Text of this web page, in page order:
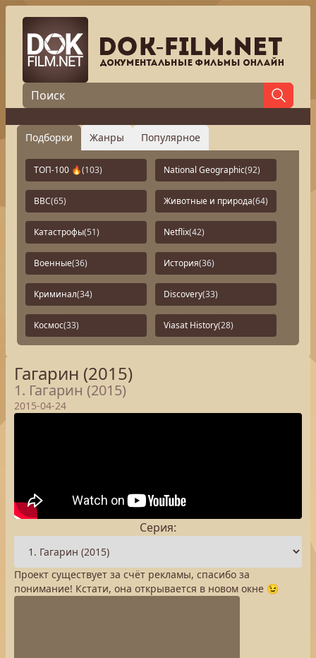
Подборки Жанры Популярное
ТОП-100 🔥(103) National Geographic(92)
BBC(65) Животные и природа(64)
Катастрофы(51) Netflix(42)
Военные(36) История(36)
Криминал(34) Discovery(33)
Космос(33) Viasat History(28)
Гагарин (2015)
1. Гагарин (2015)
2015-04-24
Серия:
Проект существует за счёт рекламы, спасибо за
понимание! Кстати, она открывается в новом окне 😉